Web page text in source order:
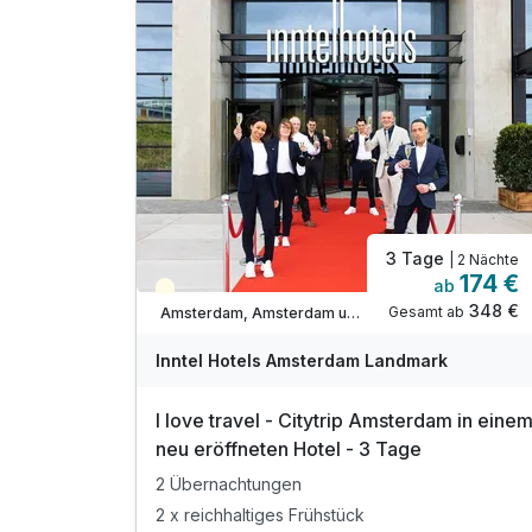
Teilweise ausgelastet
Amsterdam, Amsterdam und Umgebung
3 Tage | 2 Nächte
ab 174 €
Gesamt ab 348 €
Inntel Hotels Amsterdam Landmark
I love travel - Citytrip Amsterdam in einem
neu eröffneten Hotel - 3 Tage
2 Übernachtungen
2 x reichhaltiges Frühstück